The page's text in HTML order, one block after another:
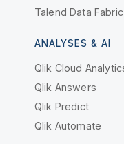
Talend Data Fabric
ANALYSES & AI
Qlik Cloud
Qlik Answers
Qlik Predict
Qlik Automate